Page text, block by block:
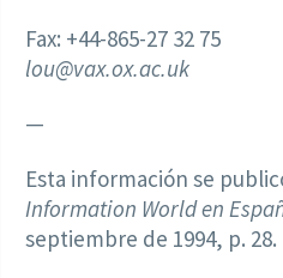
Fax: +44-865-27 32 75
lou@vax.ox.ac.uk
—
Esta información se
Information World en
septiembre de 1994, p. 28.